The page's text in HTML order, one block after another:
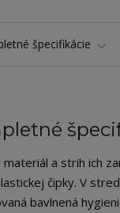
špecifikácie
materiál a strih ich
čipky. V
bavlnená